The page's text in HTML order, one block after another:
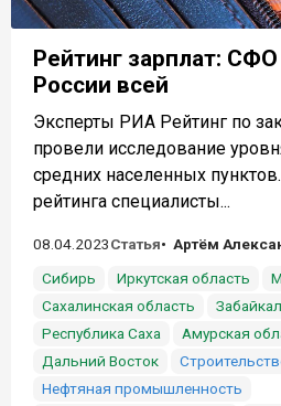
Рейтинг зарплат:
России всей
Эксперты РИА Рейтинг по
провели исследование
средних населенных
рейтинга специалисты...
08.04.2023Статья
Артём
Сибирь
Иркутская область
Сахалинская область
Республика Саха
Амурская
Дальний Восток
Нефтяная промышленность